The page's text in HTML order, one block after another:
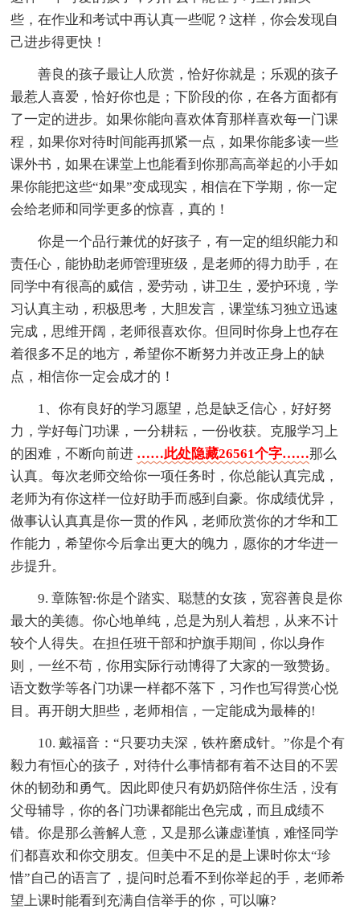
些，在作业和考试中再认真一些呢？这样，你会发现自
己进步得更快！
善良的孩子最让人欣赏，恰好你就是；乐观的孩子
最惹人喜爱，恰好你也是；下阶段的你，在各方面都有
了一定的进步。如果你能向喜欢体育那样喜欢每一门课
程，如果你对待时间能再抓紧一点，如果你能多读一些
课外书，如果在课堂上也能看到你那高高举起的小手如
果你能把这些“如果”变成现实，相信在下学期，你一定
会给老师和同学更多的惊喜，真的！
你是一个品行兼优的好孩子，有一定的组织能力和
责任心，能协助老师管理班级，是老师的得力助手，在
同学中有很高的威信，爱劳动，讲卫生，爱护环境，学
习认真主动，积极思考，大胆发言，课堂练习独立迅速
完成，思维开阔，老师很喜欢你。但同时你身上也存在
着很多不足的地方，希望你不断努力并改正身上的缺
点，相信你一定会成才的！
1、你有良好的学习愿望，总是缺乏信心，好好努
力，学好每门功课，一分耕耘，一份收获。克服学习上
的困难，不断向前进 ……此处隐藏26561个字……那么
认真。每次老师交给你一项任务时，你总能认真完成，
老师为有你这样一位好助手而感到自豪。你成绩优异，
做事认认真真是你一贯的作风，老师欣赏你的才华和工
作能力，希望你今后拿出更大的魄力，愿你的才华进一
步提升。
9. 章陈智:你是个踏实、聪慧的女孩，宽容善良是你
最大的美德。你心地单纯，总是为别人着想，从来不计
较个人得失。在担任班干部和护旗手期间，你以身作
则，一丝不苟，你用实际行动博得了大家的一致赞扬。
语文数学等各门功课一样都不落下，习作也写得赏心悦
目。再开朗大胆些，老师相信，一定能成为最棒的!
10. 戴福音：“只要功夫深，铁杵磨成针。”你是个有
毅力有恒心的孩子，对待什么事情都有着不达目的不罢
休的韧劲和勇气。因此即使只有奶奶陪伴你生活，没有
父母辅导，你的各门功课都能出色完成，而且成绩不
错。你是那么善解人意，又是那么谦虚谨慎，难怪同学
们都喜欢和你交朋友。但美中不足的是上课时你太“珍
惜”自己的语言了，提问时总看不到你举起的手，老师希
望上课时能看到充满自信举手的你，可以嘛?